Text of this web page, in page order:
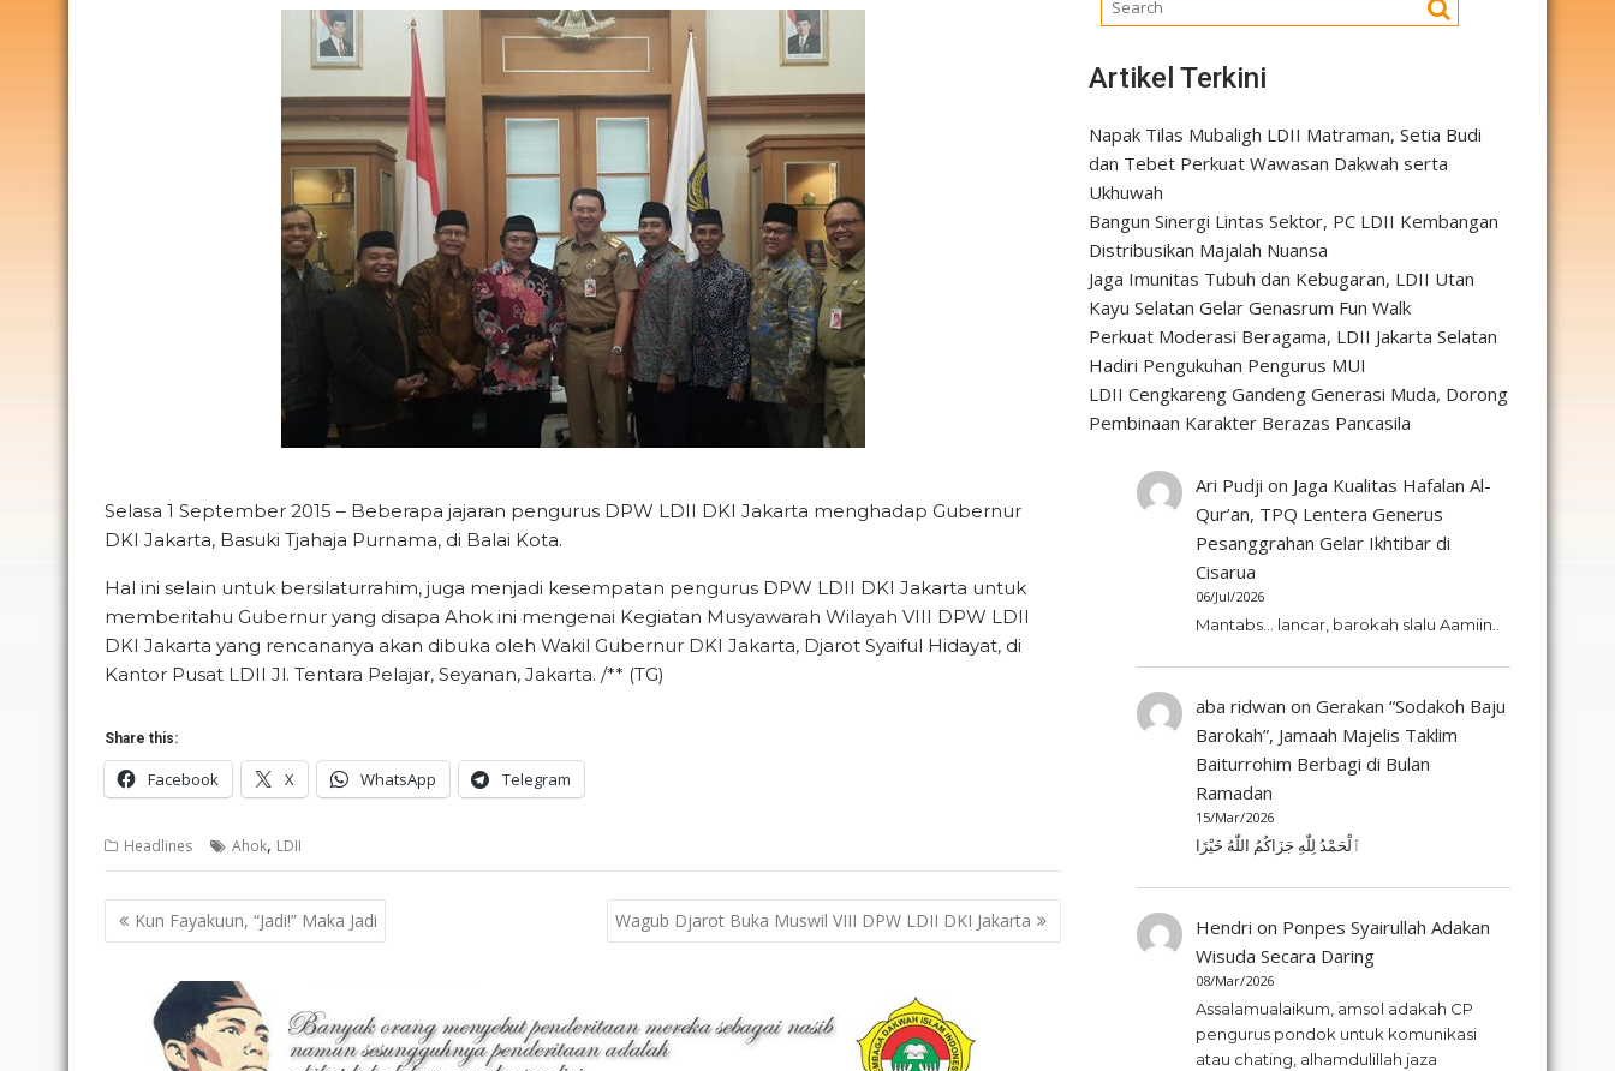
Selasa 1 September 2015 – Beberapa jajaran pengurus DPW LDII DKI Jakarta menghadap Gubernur
DKI Jakarta, Basuki Tjahaja Purnama, di Balai Kota.
Hal ini selain untuk bersilaturrahim, juga menjadi kesempatan pengurus DPW LDII DKI Jakarta untuk
memberitahu Gubernur yang disapa Ahok ini mengenai Kegiatan Musyawarah Wilayah VIII DPW LDII
DKI Jakarta yang rencananya akan dibuka oleh Wakil Gubernur DKI Jakarta, Djarot Syaiful Hidayat, di
Kantor Pusat LDII Jl. Tentara Pelajar, Seyanan, Jakarta. /** (TG)
Share this:
Facebook X WhatsApp Telegram
Headlines Ahok, LDII
Post
navigation
Kun Fayakuun, “Jadi!” Maka Jadi Wagub Djarot Buka Muswil VIII DPW LDII DKI Jakarta
Artikel Terkini
Napak Tilas Mubaligh LDII Matraman, Setia Budi
dan Tebet Perkuat Wawasan Dakwah serta
Ukhuwah
Bangun Sinergi Lintas Sektor, PC LDII Kembangan
Distribusikan Majalah Nuansa
Jaga Imunitas Tubuh dan Kebugaran, LDII Utan
Kayu Selatan Gelar Genasrum Fun Walk
Perkuat Moderasi Beragama, LDII Jakarta Selatan
Hadiri Pengukuhan Pengurus MUI
LDII Cengkareng Gandeng Generasi Muda, Dorong
Pembinaan Karakter Berazas Pancasila
Ari Pudji on Jaga Kualitas Hafalan Al-
Qur’an, TPQ Lentera Generus
Pesanggrahan Gelar Ikhtibar di
Cisarua
06/Jul/2026
Mantabs... lancar, barokah slalu Aamiin..
aba ridwan on Gerakan “Sodakoh Baju
Barokah”, Jamaah Majelis Taklim
Baiturrohim Berbagi di Bulan
Ramadan
15/Mar/2026
ٱلْحَمْدُ لِلّٰهِ جَزَاكُمُ اللّٰهُ خَيْرًا
Hendri on Ponpes Syairullah Adakan
Wisuda Secara Daring
08/Mar/2026
Assalamualaikum, amsol adakah CP
pengurus pondok untuk komunikasi
atau chating, alhamdulillah jaza